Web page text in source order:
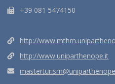
+39 081 5474150
http://
http://www.uniparthenope.it